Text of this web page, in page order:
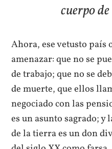
cuerpo
Ahora, ese vetusto país
amenazar: que no se
de trabajo; que no se
de muerte, que ellos
negociado con las
es un asunto sagrado; y
de la tierra es un don